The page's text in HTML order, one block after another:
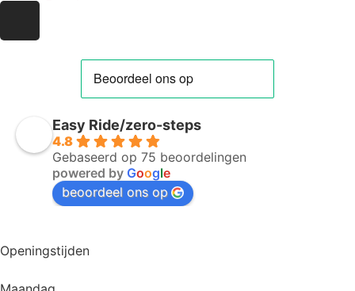
Easy Ride/zero-steps
4.8
Gebaseerd op 75 beoordelingen
powered by Google
beoordeel ons op
Openingstijden